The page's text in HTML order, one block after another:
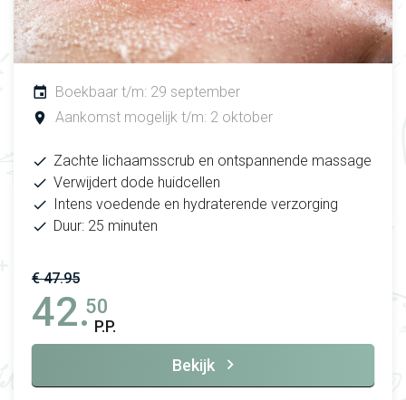
Boekbaar t/m: 29 september
Aankomst mogelijk t/m: 2 oktober
Zachte lichaamsscrub en ontspannende massage
Verwijdert dode huidcellen
Intens voedende en hydraterende verzorging
Duur: 25 minuten
€ 47.95
42.50
P.P.
Bekijk